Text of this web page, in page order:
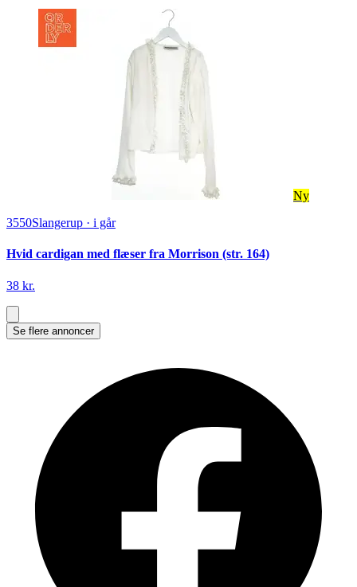
Ny
3550Slangerup · i går
Hvid cardigan med flæser fra Morrison (str. 164)
38 kr.
Se flere annoncer